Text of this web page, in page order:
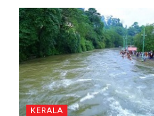
KERALA